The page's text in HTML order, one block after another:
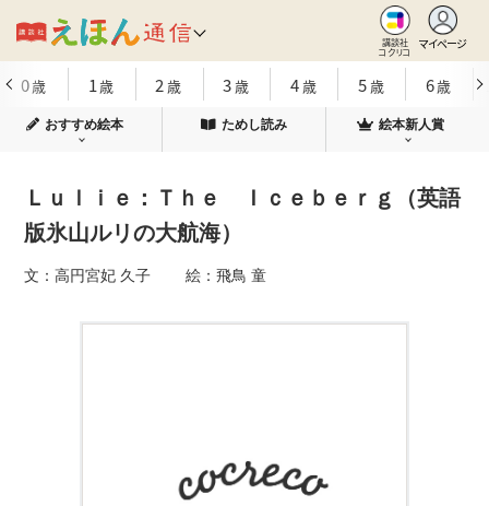
講談社
コクリコ
マイページ
0歳 1歳 2 歳 3歳 4歳 5歳 6歳
おすすめ絵本 ためし読み 絵本新人賞
Ｌｕｌｉｅ：Ｔｈｅ Ｉｃｅｂｅｒｇ（英語
版氷山ルリの大航海）
文：高円宮妃 久子 絵：飛鳥 童